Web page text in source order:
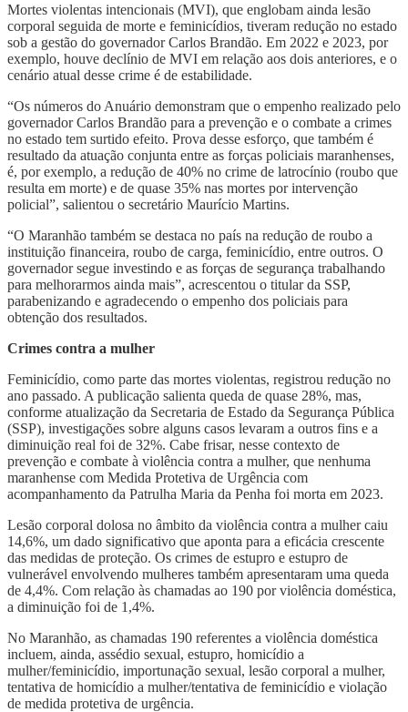
Mortes violentas intencionais (MVI), que englobam ainda lesão
corporal seguida de morte e feminicídios, tiveram redução no estado
sob a gestão do governador Carlos Brandão. Em 2022 e 2023, por
exemplo, houve declínio de MVI em relação aos dois anteriores, e o
cenário atual desse crime é de estabilidade.
“Os números do Anuário demonstram que o empenho realizado pelo
governador Carlos Brandão para a prevenção e o combate a crimes
no estado tem surtido efeito. Prova desse esforço, que também é
resultado da atuação conjunta entre as forças policiais maranhenses,
é, por exemplo, a redução de 40% no crime de latrocínio (roubo que
resulta em morte) e de quase 35% nas mortes por intervenção
policial”, salientou o secretário Maurício Martins.
“O Maranhão também se destaca no país na redução de roubo a
instituição financeira, roubo de carga, feminicídio, entre outros. O
governador segue investindo e as forças de segurança trabalhando
para melhorarmos ainda mais”, acrescentou o titular da SSP,
parabenizando e agradecendo o empenho dos policiais para
obtenção dos resultados.
Crimes contra a mulher
Feminicídio, como parte das mortes violentas, registrou redução no
ano passado. A publicação salienta queda de quase 28%, mas,
conforme atualização da Secretaria de Estado da Segurança Pública
(SSP), investigações sobre alguns casos levaram a outros fins e a
diminuição real foi de 32%. Cabe frisar, nesse contexto de
prevenção e combate à violência contra a mulher, que nenhuma
maranhense com Medida Protetiva de Urgência com
acompanhamento da Patrulha Maria da Penha foi morta em 2023.
Lesão corporal dolosa no âmbito da violência contra a mulher caiu
14,6%, um dado significativo que aponta para a eficácia crescente
das medidas de proteção. Os crimes de estupro e estupro de
vulnerável envolvendo mulheres também apresentaram uma queda
de 4,4%. Com relação às chamadas ao 190 por violência doméstica,
a diminuição foi de 1,4%.
No Maranhão, as chamadas 190 referentes a violência doméstica
incluem, ainda, assédio sexual, estupro, homicídio a
mulher/feminicídio, importunação sexual, lesão corporal a mulher,
tentativa de homicídio a mulher/tentativa de feminicídio e violação
de medida protetiva de urgência.